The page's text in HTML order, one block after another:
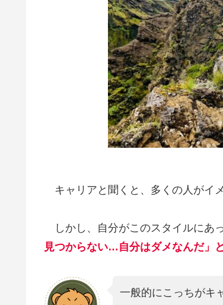
キャリアと聞くと、多くの人がイ
しかし、自分がこのスタイルにあ
見つからない…自分はダメなんだ」
一般的にこっちがキ